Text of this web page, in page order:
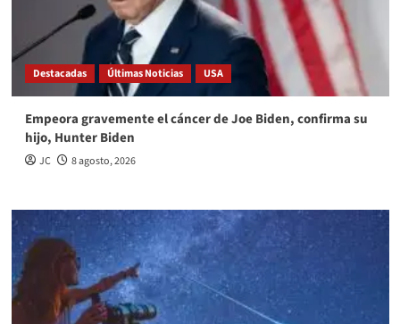
Destacadas Últimas Noticias USA
Empeora gravemente el cáncer de Joe Biden, confirma su
hijo, Hunter Biden
JC 8 agosto, 2026